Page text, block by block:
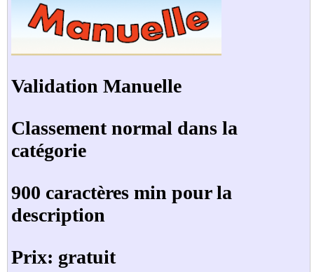
Validation Manuelle
Classement normal dans la
catégorie
900 caractères min pour la
description
Prix: gratuit